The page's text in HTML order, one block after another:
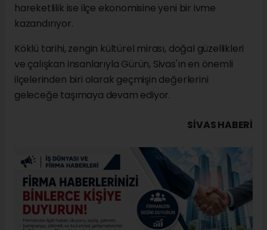
hareketlilik ise ilçe ekonomisine yeni bir ivme
kazandırıyor.
Köklü tarihi, zengin kültürel mirası, doğal güzellikleri
ve çalışkan insanlarıyla Gürün, Sivas'ın en önemli
ilçelerinden biri olarak geçmişin değerlerini
geleceğe taşımaya devam ediyor.
SIVAS HABERİ